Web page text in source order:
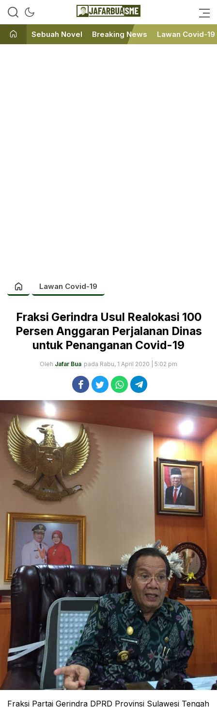
JafarBua
Ini bukan Media Online, Ini
Sebuah Novel Breaking News Lawan Covid-19
Lawan Covid-19
Fraksi Gerindra Usul Realokasi 100
Persen Anggaran Perjalanan Dinas
untuk Penanganan Covid-19
Oleh Jafar Bua pada Rabu, 1 April 2020 | 5:02 pm
Fraksi Partai Gerindra DPRD Provinsi Sulawesi Tengah